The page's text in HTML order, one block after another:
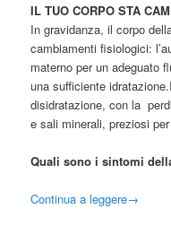
IL TUO CORPO STA
In gravidanza, il corpo
cambiamenti fisiologici:
materno per un adeguato
una sufficiente
disidratazione, con la
e sali minerali, preziosi
Quali sono i sintomi
Continua a leggere→